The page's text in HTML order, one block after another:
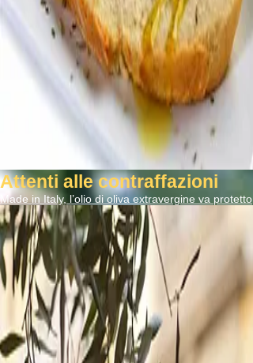
Attenti alle contraffazioni
Made in Italy, l’olio di oliva extravergine va protetto
Read More ...